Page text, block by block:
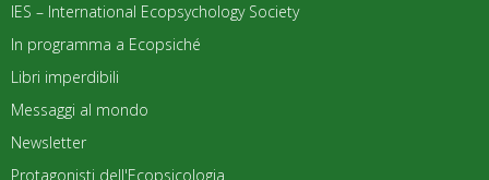
IES – International Ecopsychology Society
In programma a Ecopsiché
Libri imperdibili
Messaggi al mondo
Newsletter
Protagonisti dell'Ecopsicologia